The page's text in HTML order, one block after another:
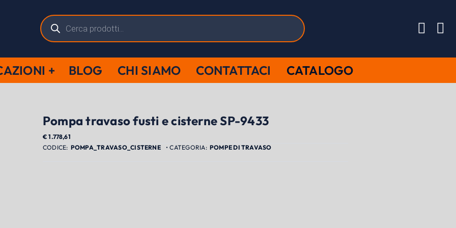
Ricerca
prodotti
BLOG CHI SIAMO CONTATTACI CATALOGO
Pompa travaso fusti e cisterne SP-9433
€ 1.778,61
POMPA_TRAVASO_CISTERNE
POMPE DI TRAVASO